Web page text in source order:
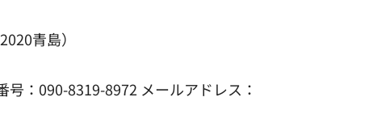
青島）
：090-8319-8972 メールアドレス：